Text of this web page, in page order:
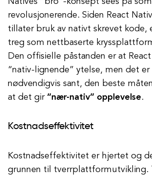
revolusjonerende. Siden React
tillater bruk av nativt skrevet kode,
treg som nettbaserte
Den offisielle påstanden er at
“nativ-lignende” ytelse, men det er
nødvendigvis sant, den beste
at det gir “nær-nativ” opplevelse.
Kostnadseffektivitet
Kostnadseffektivitet er hjertet og
grunnen til tverrplattformutvikling.